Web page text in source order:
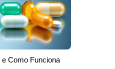
Como Funciona